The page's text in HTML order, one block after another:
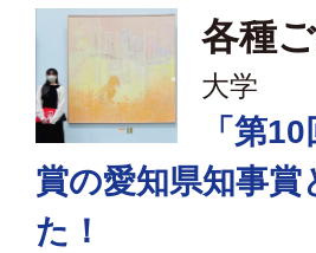
各種
大学
「第
賞の愛知県知事
た！